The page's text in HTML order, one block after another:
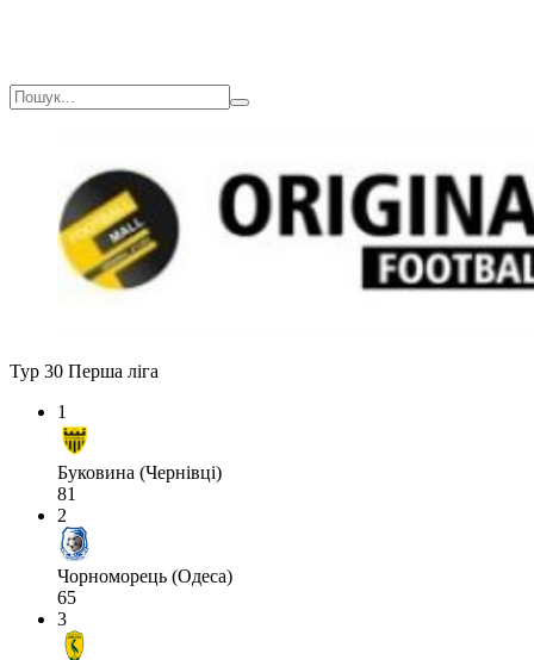
Тур 30 Перша ліга
1
Буковина (Чернівці)
81
2
Чорноморець (Одеса)
65
3